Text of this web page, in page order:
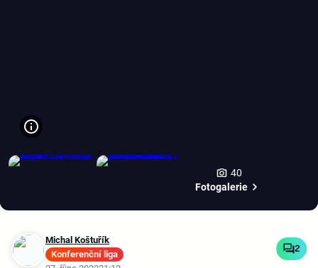
40
Fotogalerie
Michal Koštuřík
Konferenční liga
2